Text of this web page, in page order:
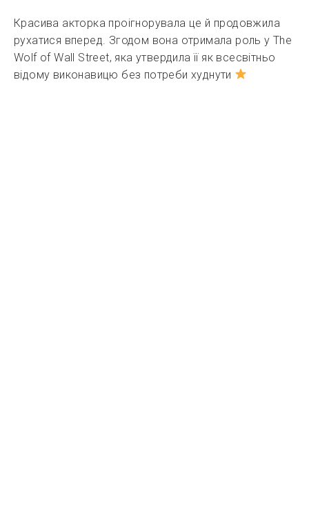
Красива акторка проігнорувала це й продовжила
рухатися вперед. Згодом вона отримала роль у The
Wolf of Wall Street, яка утвердила її як всесвітньо
відому виконавицю без потреби худнути